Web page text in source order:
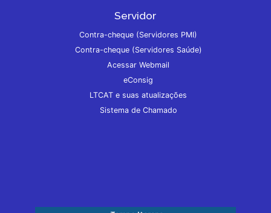
Servidor
Contra-cheque (Servidores PMI)
Contra-cheque (Servidores Saúde)
Acessar Webmail
eConsig
LTCAT e suas atualizações
Sistema de Chamado